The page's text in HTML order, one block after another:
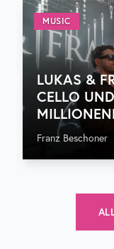
MUSIC
LUKAS &
CELLO
Franz Beschoner